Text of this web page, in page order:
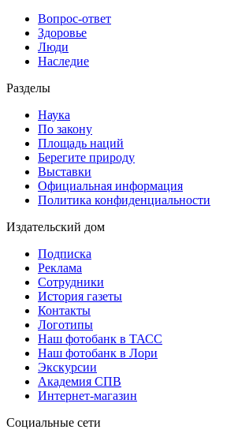
Вопрос-ответ
Здоровье
Люди
Наследие
Разделы
Наука
По закону
Площадь наций
Берегите природу
Выставки
Официальная информация
Политика конфиденциальности
Издательский дом
Подписка
Реклама
Сотрудники
История газеты
Контакты
Логотипы
Наш фотобанк в ТАСС
Наш фотобанк в Лори
Экскурсии
Академия СПВ
Интернет-магазин
Социальные сети